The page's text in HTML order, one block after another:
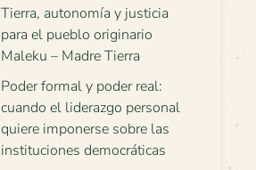
Tierra, autonomía y justicia
para el pueblo originario
Maleku – Madre Tierra
Poder formal y poder real:
cuando el liderazgo personal
quiere imponerse sobre las
instituciones democráticas